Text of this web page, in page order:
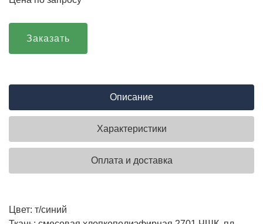
Заказать
Описание
Характеристики
Оплата и доставка
Цвет: т/синий